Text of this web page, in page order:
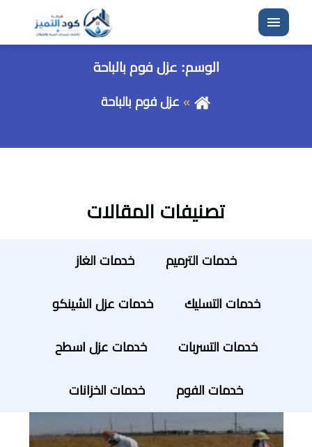
القائمة
الوسم: عزل فوم بالباحة
عزل فوم بالباحة
تصنيفات المقالات
خدمات الترميم خدمات الغاز
خدمات التسليك خدمات عزل الشينكو
خدمات التسربات خدمات عزل اسطح
خدمات الفوم خدمات الخزانات